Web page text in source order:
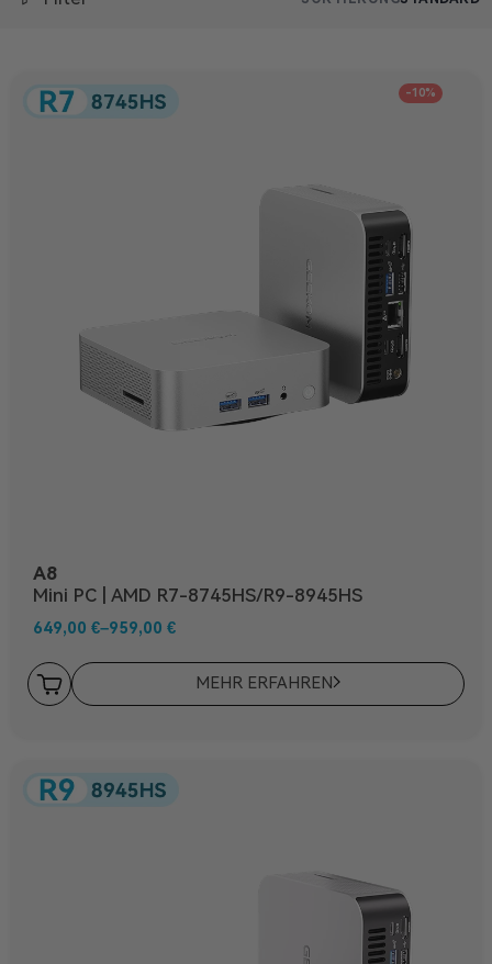
-10%
A8
Mini PC | AMD R7-8745HS/R9-8945HS
649,00 €–959,00 €
MEHR ERFAHREN